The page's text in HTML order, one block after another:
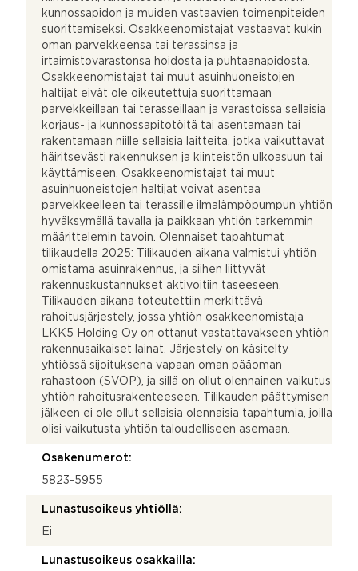
kunnossapidon ja muiden vastaavien toimenpiteiden
suorittamiseksi. Osakkeenomistajat vastaavat kukin
oman parvekkeensa tai terassinsa ja
irtaimistovarastonsa hoidosta ja puhtaanapidosta.
Osakkeenomistajat tai muut asuinhuoneistojen
haltijat eivät ole oikeutettuja suorittamaan
parvekkeillaan tai terasseillaan ja varastoissa sellaisia
korjaus- ja kunnossapitotöitä tai asentamaan tai
rakentamaan niille sellaisia laitteita, jotka vaikuttavat
häiritsevästi rakennuksen ja kiinteistön ulkoasuun tai
käyttämiseen. Osakkeenomistajat tai muut
asuinhuoneistojen haltijat voivat asentaa
parvekkeelleen tai terassille ilmalämpöpumpun yhtiön
hyväksymällä tavalla ja paikkaan yhtiön tarkemmin
määrittelemin tavoin. Olennaiset tapahtumat
tilikaudella 2025: Tilikauden aikana valmistui yhtiön
omistama asuinrakennus, ja siihen liittyvät
rakennuskustannukset aktivoitiin taseeseen.
Tilikauden aikana toteutettiin merkittävä
rahoitusjärjestely, jossa yhtiön osakkeenomistaja
LKK5 Holding Oy on ottanut vastattavakseen yhtiön
rakennusaikaiset lainat. Järjestely on käsitelty
yhtiössä sijoituksena vapaan oman pääoman
rahastoon (SVOP), ja sillä on ollut olennainen vaikutus
yhtiön rahoitusrakenteeseen. Tilikauden päättymisen
jälkeen ei ole ollut sellaisia olennaisia tapahtumia, joilla
olisi vaikutusta yhtiön taloudelliseen asemaan.
Osakenumerot:
5823-5955
Lunastusoikeus yhtiöllä:
Ei
Lunastusoikeus osakkailla: